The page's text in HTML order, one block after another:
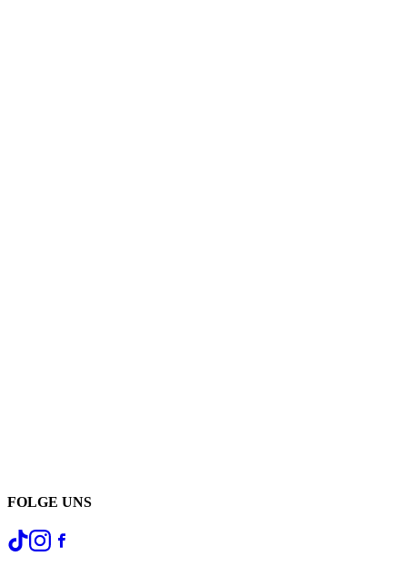
FOLGE UNS